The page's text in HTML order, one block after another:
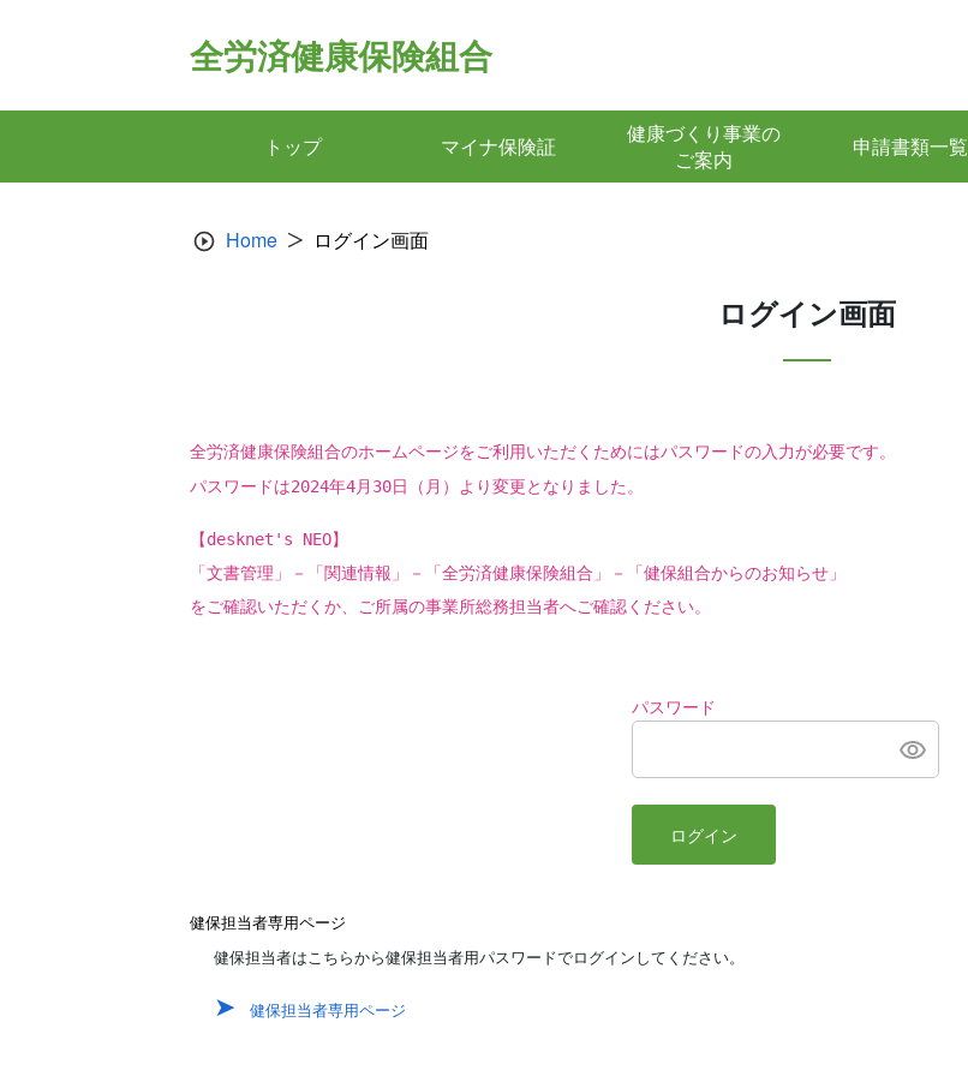
全労済健康保険組合
トップ マイナ保険証
健康づくり事業の
ご案内
申請書類一覧
Home ログイン画面
ログイン画面
全労済健康保険組合のホームページをご利用いただくためにはパスワードの入力が必要です。
パスワードは2024年4月30日（月）より変更となりました。
【desknet's NEO】
「文書管理」－「関連情報」－「全労済健康保険組合」－「健保組合からのお知らせ」
をご確認いただくか、ご所属の事業所総務担当者へご確認ください。
パスワード
ログイン
健保担当者専用ページ
健保担当者はこちらから健保担当者用パスワードでログインしてください。
健保担当者専用ページ